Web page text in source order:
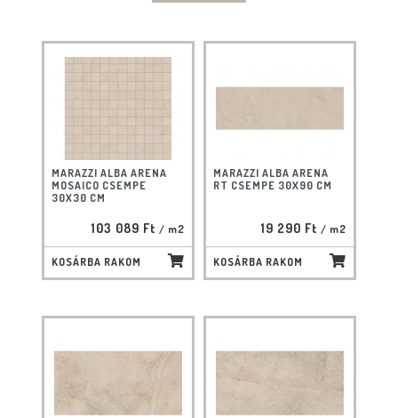
MARAZZI ALBA ARENA
MOSAICO CSEMPE
30X30 CM
103 089 Ft / m2
KOSÁRBA RAKOM
MARAZZI ALBA ARENA
RT CSEMPE 30X90 CM
19 290 Ft / m2
KOSÁRBA RAKOM